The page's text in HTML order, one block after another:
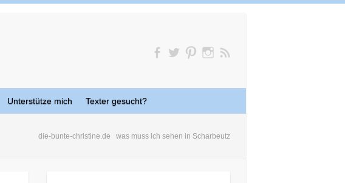
Unterstütze mich Texter gesucht?
die-bunte-christine.de was muss ich sehen in Scharbeutz